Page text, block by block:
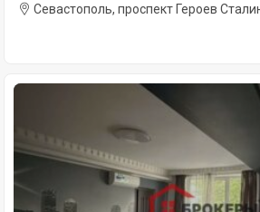
Севастополь, проспект Героев